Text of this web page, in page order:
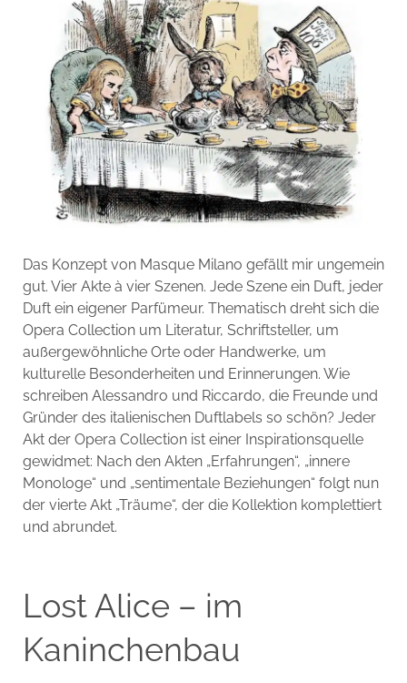
Das Konzept von Masque Milano gefällt mir ungemein
gut. Vier Akte à vier Szenen. Jede Szene ein Duft, jeder
Duft ein eigener Parfümeur. Thematisch dreht sich die
Opera Collection um Literatur, Schriftsteller, um
außergewöhnliche Orte oder Handwerke, um
kulturelle Besonderheiten und Erinnerungen. Wie
schreiben Alessandro und Riccardo, die Freunde und
Gründer des italienischen Duftlabels so schön? Jeder
Akt der Opera Collection ist einer Inspirationsquelle
gewidmet: Nach den Akten „Erfahrungen“, „innere
Monologe“ und „sentimentale Beziehungen“ folgt nun
der vierte Akt „Träume“, der die Kollektion komplettiert
und abrundet.
Lost Alice – im
Kaninchenbau